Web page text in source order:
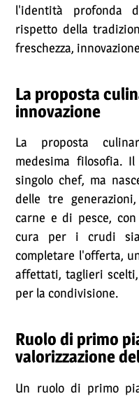
l'identità profonda
rispetto della
freschezza,
La proposta
innovazione
La proposta
medesima filosofia.
singolo chef, ma
delle tre
carne e di pesce,
cura per i crudi
completare l'offerta,
affettati, taglieri
per la condivisione.
Ruolo di primo
valorizzazione
Un ruolo di primo